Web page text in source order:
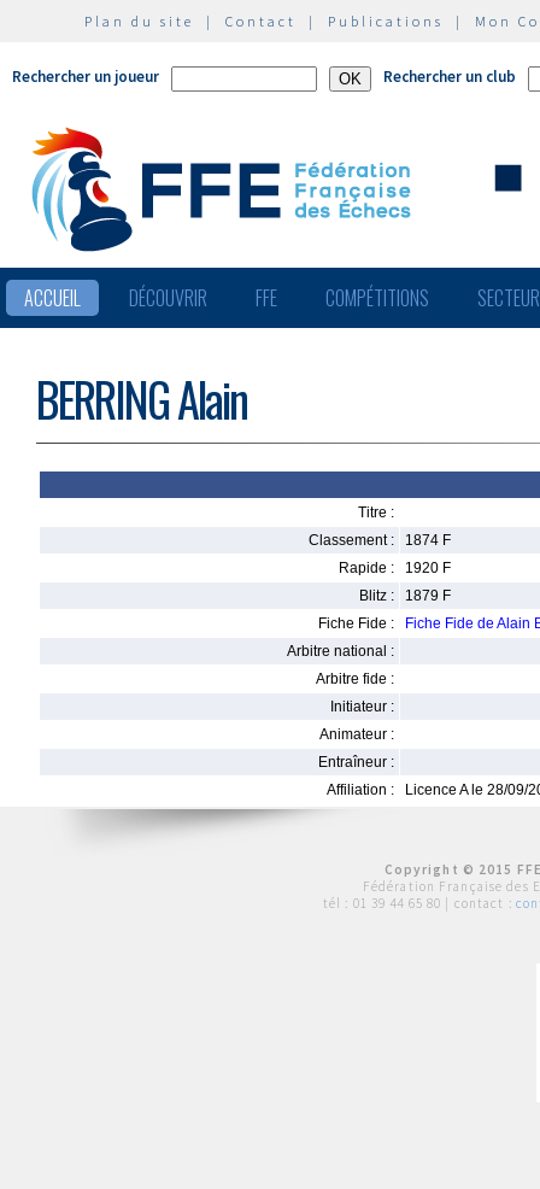
Plan du site | Contact | Publications | Mon
Rechercher un joueur Rechercher un club
ACCUEIL DÉCOUVRIR FFE COMPÉTITIONS
BERRING Alain
Titre :
Classement :
1874 F
Rapide :
1920 F
Blitz :
1879 F
Fiche Fide :
Fiche Fide de Alain
Arbitre national :
Arbitre fide :
Initiateur :
Animateur :
Entraîneur :
Affiliation :
Licence A le 28/09/
Copyright © 2015
Fédération Française des
tél : 01 39 44 65 80 | contact :